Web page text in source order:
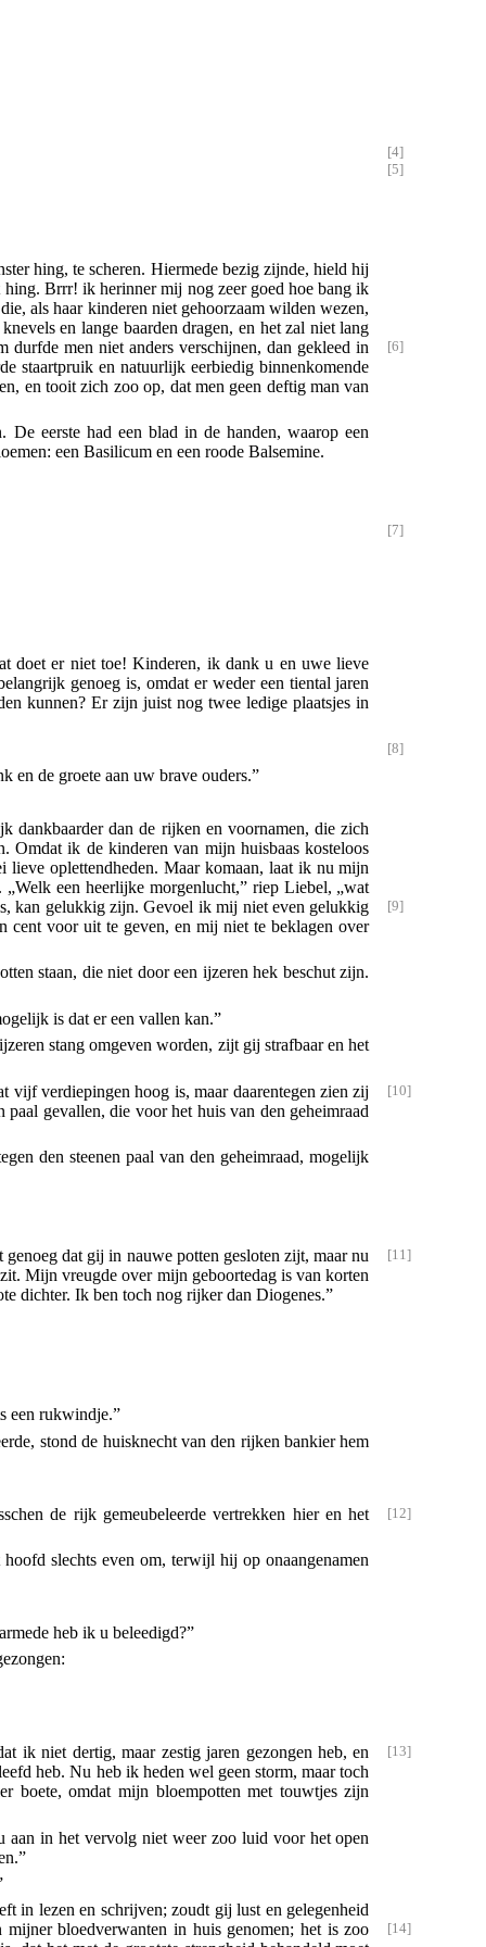
hing, te scheren. Hiermede bezig zijnde, hield hij
Brrr! ik herinner mij nog zeer goed hoe bang ik
als haar kinderen niet gehoorzaam wilden wezen,
en lange baarden dragen, en het zal niet lang
men niet anders verschijnen, dan gekleed in
staartpruik en natuurlijk eerbiedig binnenkomende
en tooit zich zoo op, dat men geen deftig man van
De eerste had een blad in de handen, waarop een
een Basilicum en een roode Balsemine.
doet er niet toe! Kinderen, ik dank u en uwe lieve
genoeg is, omdat er weder een tiental jaren
kunnen? Er zijn juist nog twee ledige plaatsjes in
en de groete aan uw brave ouders.”
dankbaarder dan de rijken en voornamen, die zich
Omdat ik de kinderen van mijn huisbaas kosteloos
oplettendheden. Maar komaan, laat ik nu mijn
„Welk een heerlijke morgenlucht,” riep Liebel, „wat
kan gelukkig zijn. Gevoel ik mij niet even gelukkig
cent voor uit te geven, en mij niet te beklagen over
staan, die niet door een ijzeren hek beschut zijn.
is dat er een vallen kan.”
stang omgeven worden, zijt gij strafbaar en het
verdiepingen hoog is, maar daarentegen zien zij
gevallen, die voor het huis van den geheimraad
den steenen paal van den geheimraad, mogelijk
dat gij in nauwe potten gesloten zijt,maar nu
Mijn vreugde over mijn geboortedag is van korten
dichter. Ik ben toch nog rijker dan Diogenes.”
een rukwindje.”
stond de huisknecht van den rijken bankier hem
de rijk gemeubeleerde vertrekken hier en het
slechts even om, terwijl hij op onaangenamen
heb ik u beleedigd?”
ik niet dertig, maar zestig jaren gezongen heb,en
heb. Nu heb ik heden wel geen storm, maar toch
boete, omdat mijn bloempotten met touwtjes zijn
aan in het vervolg niet weer zoo luid voor het open
in lezen en schrijven; zoudt gij lust en gelegenheid
bloedverwanten in huis genomen; het is zoo